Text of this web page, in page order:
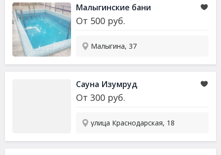
Малыгинские бани
От 500 руб.
Малыгина, 37
Сауна Изумруд
От300 руб.
улица Краснодарская, 18